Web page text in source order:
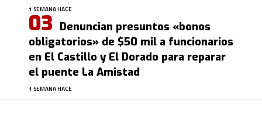
1 SEMANA HACE
Denuncian presuntos «bonos
obligatorios» de $50 mil a funcionarios
en El Castillo y El Dorado para reparar
el puente La Amistad
1 SEMANA HACE